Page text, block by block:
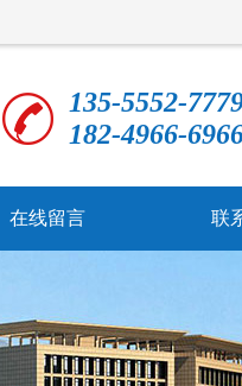
135-5552-
182-4966-
在线留言 联